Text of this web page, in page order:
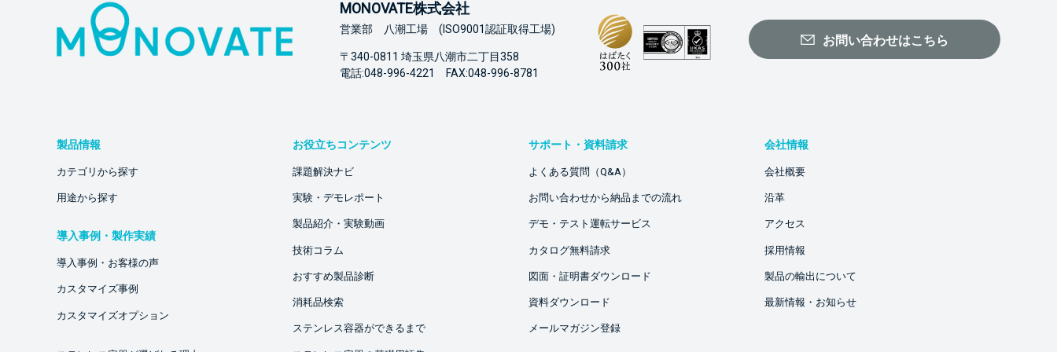
MONOVATE株式会社
営業部 八潮工場 (ISO9001認証取得工場)
〒340-0811 埼玉県八潮市二丁目358
電話:048-996-4221 FAX:048-996-8781
お問い合わせはこちら
製品情報
カテゴリから探す
用途から探す
導入事例・製作実績
導入事例・お客様の声
カスタマイズ事例
カスタマイズオプション
お役立ちコンテンツ
課題解決ナビ
実験・デモレポート
製品紹介・実験動画
技術コラム
おすすめ製品診断
消耗品検索
ステンレス容器ができるまで
サポート・資料請求
よくある質問（Q&A）
お問い合わせから納品までの流れ
デモ・テスト運転サービス
カタログ無料請求
図面・証明書ダウンロード
資料ダウンロード
メールマガジン登録
会社情報
会社概要
沿革
アクセス
採用情報
製品の輸出について
最新情報・お知らせ